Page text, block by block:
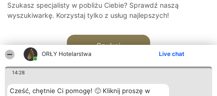
ORŁY Hotelarstwa Live chat
14:28
Cześć, chętnie Ci pomogę! 🙂 Kliknij proszę w
Szukasz specjalisty w pobliżu Ciebie? Sprawdź naszą
wyszukiwarkę. Korzystaj tylko z usług najlepszych!
Szukaj